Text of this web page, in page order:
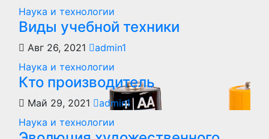
Наука и технологии
Виды учебной техники
Авг 26, 2021
admin1
Наука и технологии
Кто производитель
Май 29, 2021
admin1
Наука и технологии